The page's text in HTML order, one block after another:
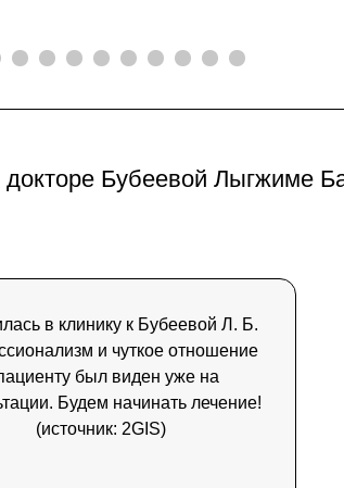
Бубеевой Лыгжиме
в клинику к Бубеевой Л. Б.
и чуткое отношение
был виден уже на
Будем начинать лечение!
(источник: 2GIS)